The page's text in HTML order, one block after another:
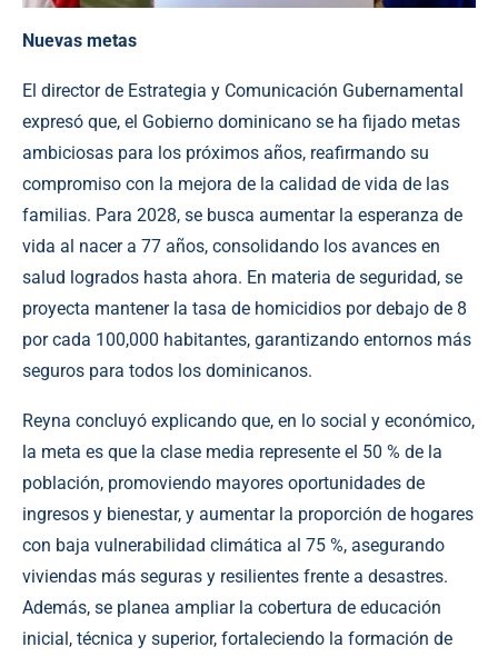
Nuevas metas
El director de Estrategia y Comunicación Gubernamental
expresó que, el Gobierno dominicano se ha fijado metas
ambiciosas para los próximos años, reafirmando su
compromiso con la mejora de la calidad de vida de las
familias. Para 2028, se busca aumentar la esperanza de
vida al nacer a 77 años, consolidando los avances en
salud logrados hasta ahora. En materia de seguridad, se
proyecta mantener la tasa de homicidios por debajo de 8
por cada 100,000 habitantes, garantizando entornos más
seguros para todos los dominicanos.
Reyna concluyó explicando que, en lo social y económico,
la meta es que la clase media represente el 50 % de la
población, promoviendo mayores oportunidades de
ingresos y bienestar, y aumentar la proporción de hogares
con baja vulnerabilidad climática al 75 %, asegurando
viviendas más seguras y resilientes frente a desastres.
Además, se planea ampliar la cobertura de educación
inicial, técnica y superior, fortaleciendo la formación de